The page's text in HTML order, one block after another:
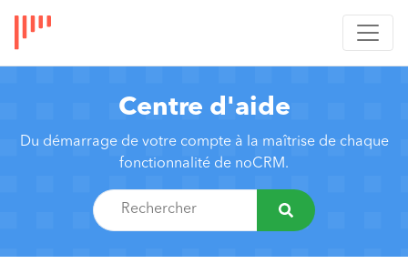
Centre d'aide
Du démarrage de votre compte à la maîtrise de chaque
fonctionnalité de noCRM.